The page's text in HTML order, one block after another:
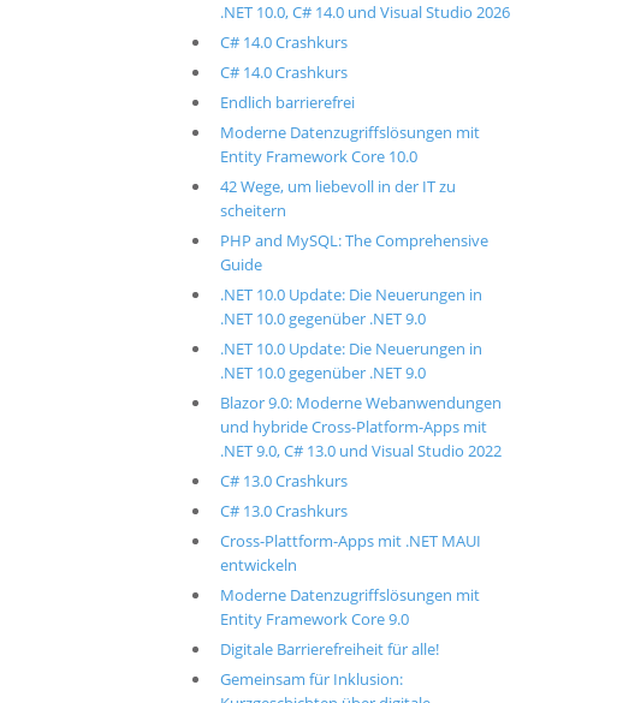
.NET 10.0, C# 14.0 und Visual Studio 2026
C# 14.0 Crashkurs
C# 14.0 Crashkurs
Endlich barrierefrei
Moderne Datenzugriffslösungen mit
Entity Framework Core 10.0
42 Wege, um liebevoll in der IT zu
scheitern
PHP and MySQL: The Comprehensive
Guide
.NET 10.0 Update: Die Neuerungen in
.NET 10.0 gegenüber .NET 9.0
.NET 10.0 Update: Die Neuerungen in
.NET 10.0 gegenüber .NET 9.0
Blazor 9.0: Moderne Webanwendungen
und hybride Cross-Platform-Apps mit
.NET 9.0, C# 13.0 und Visual Studio 2022
C# 13.0 Crashkurs
C# 13.0 Crashkurs
Cross-Plattform-Apps mit .NET MAUI
entwickeln
Moderne Datenzugriffslösungen mit
Entity Framework Core 9.0
Digitale Barrierefreiheit für alle!
Gemeinsam für Inklusion: